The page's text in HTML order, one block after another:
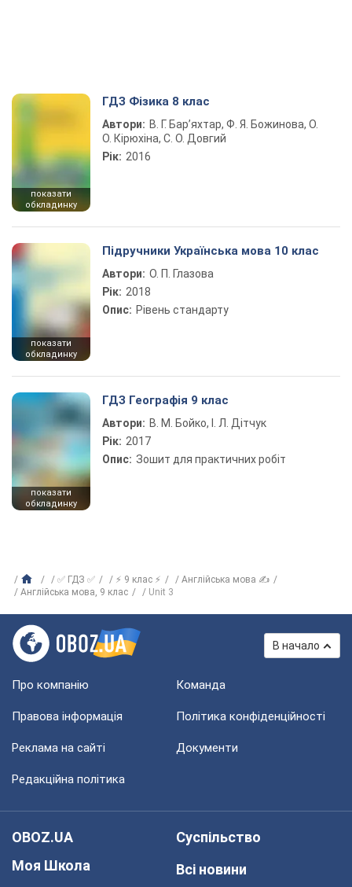
показати
обкладинку
ГДЗ Фізика 8 клас
Автори: В. Г. Бар’яхтар, Ф. Я. Божинова, О.
О. Кірюхіна, С. О. Довгий
Рік: 2016
показати
обкладинку
Підручники Українська мова 10 клас
Автори: О. П. Глазова
Рік: 2018
Опис: Рівень стандарту
показати
обкладинку
ГДЗ Географія 9 клас
Автори: В. М. Бойко, І. Л. Дітчук
Рік: 2017
Опис: Зошит для практичних робіт
✅ ГДЗ ✅ ⚡ 9 клас ⚡
Англійська мова ✍
Англійська мова, 9 клас
Unit 3
В начало
Про компанію Команда
Правова інформація Політика конфіденційності
Реклама на сайті Документи
Редакційна політика
OBOZ.UA
Моя Школа
Суспільство
Всі новини